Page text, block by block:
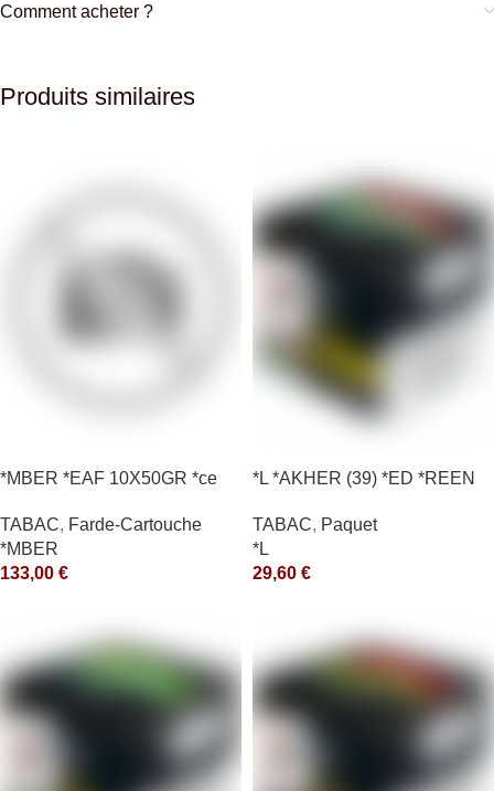
Comment acheter ?
Produits similaires
*MBER *EAF 10X50GR *ce
TABAC, Farde-Cartouche
*MBER
133,00 €
*L *AKHER (39) *ED *REEN
TABAC, Paquet
*L
29,60 €